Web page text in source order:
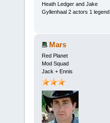
Heath Ledger and Jake
Gyllenhaal 2 actors 1 legend
Mars
Red Planet
Mod Squad
Jack + Ennis